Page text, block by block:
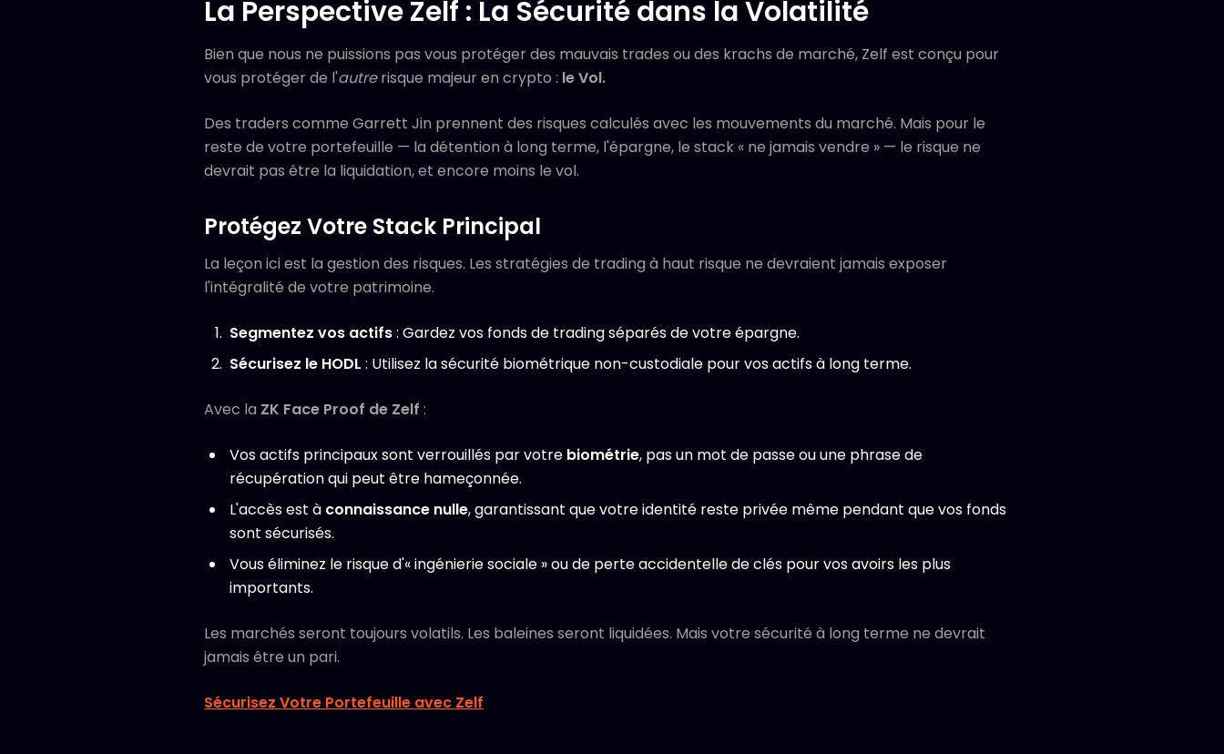
La Perspective Zelf : La Sécurité dans la Volatilité
Bien que nous ne puissions pas vous protéger des mauvais trades ou des krachs de marché, Zelf est conçu pour
vous protéger de l'autrerisque majeur en crypto : le Vol.
Des traders comme Garrett Jin prennent des risques calculés avec les mouvements du marché. Mais pour le
reste de votre portefeuille — la détention à long terme, l'épargne, le stack « ne jamais vendre » — le risque ne
devrait pas être la liquidation, et encore moins le vol.
Protégez Votre Stack Principal
La leçon ici est la gestion des risques. Les stratégies de trading à haut risque ne devraient jamais exposer
l'intégralité de votre patrimoine.
Segmentez vos actifs: Gardez vos fonds de trading séparés de votre épargne.
Sécurisez le HODL : Utilisez la sécurité biométrique non-custodiale pour vos actifs à long terme.
Avec la ZK Face Proof de Zelf :
Vos actifs principaux sont verrouillés par votre biométrie, pas un mot de passe ou une phrase de
récupération qui peut être hameçonnée.
L'accès est à connaissance nulle, garantissant que votre identité reste privée même pendant que vos fonds
sont sécurisés.
Vous éliminez le risque d'« ingénierie sociale » ou de perte accidentelle de clés pour vos avoirs les plus
importants.
Les marchés seront toujours volatils. Les baleines seront liquidées. Mais votre sécurité à long terme ne devrait
jamais être un pari.
Sécurisez Votre Portefeuille avec Zelf